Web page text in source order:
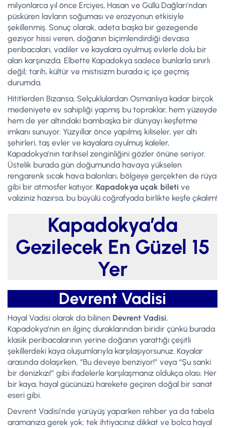
milyonlarca yıl önce Erciyes, Hasan ve Güllü Dağları’ndan
püsküren lavların soğuması ve erozyonun etkisiyle
şekillenmiş. Sonuç olarak, adeta başka bir gezegende
geziyor hissi veren, doğanın biçimlendirdiği devasa
peribacaları, vadiler ve kayalara oyulmuş evlerle dolu bir
alan karşınızda. Elbette Kapadokya sadece bunlarla sınırlı
değil; tarih, kültür ve mistisizm burada iç içe geçmiş
durumda.
Hititlerden Bizansa, Selçuklulardan Osmanlıya kadar birçok
medeniyete ev sahipliği yapmış bu topraklar, hem yüzeyde
hem de yer altındaki bambaşka bir dünyayı keşfetme
imkanı sunuyor. Yüzyıllar önce yapılmış kiliseler, yer altı
şehirleri, taş evler ve kayalara oyulmuş kaleler,
Kapadokya’nın tarihsel zenginliğini gözler önüne seriyor.
Üstelik burada gün doğumunda havaya yükselen
rengarenk sıcak hava balonları, bölgeye gerçekten de rüya
gibi bir atmosfer katıyor. Kapadokya uçak bileti ve
valiziniz hazırsa, bu büyülü coğrafyada birlikte keşfe çıkalım!
Kapadokya’da
Gezilecek En Güzel 15
Yer
Devrent Vadisi
Hayal Vadisi olarak da bilinen Devrent Vadisi,
Kapadokya’nın en ilginç duraklarından biridir çünkü burada
klasik peribacalarının yerine doğanın yarattığı çeşitli
şekillerdeki kaya oluşumlarıyla karşılaşıyorsunuz. Kayalar
arasında dolaşırken, “Bu deveye benziyor!” veya “Şu sanki
bir denizkızı!” gibi ifadelerle karşılaşmanız oldukça olası. Her
bir kaya, hayal gücünüzü harekete geçiren doğal bir sanat
eseri gibi.
Devrent Vadisi’nde yürüyüş yaparken rehber ya da tabela
aramanıza gerek yok; tek ihtiyacınız dikkat ve bolca hayal